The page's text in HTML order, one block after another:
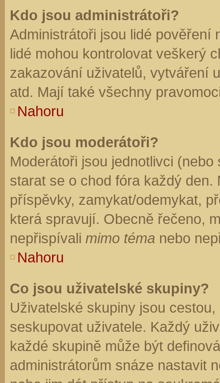
Kdo jsou administrátoři?
Administrátoři jsou lidé pověření
lidé mohou kontrolovat veškerý
zakazování uživatelů, vytváření
atd. Mají také všechny
Nahoru
Kdo jsou moderátoři?
Moderátoři jsou jednotlivci
starat se o chod fóra každý
příspěvky, zamykat/odemykat,
která spravují. Obecně řečeno,
nepřispívali mimo téma nebo
Nahoru
Co jsou uživatelské skupiny?
Uživatelské skupiny jsou
seskupovat uživatele. Každý
každé skupině může být
administrátorům snáze nastavit